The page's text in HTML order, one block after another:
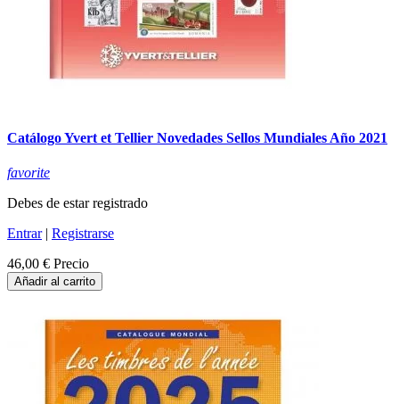
Catálogo Yvert et Tellier Novedades Sellos Mundiales Año 2021
favorite
Debes de estar registrado
Entrar| Registrarse
46,00 € Precio
Añadir al carrito